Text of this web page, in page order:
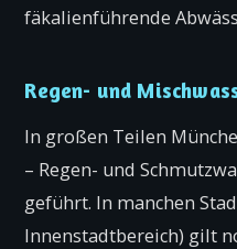
fäkalienführende
Regen- und
In großen Teilen
– Regen- und
geführt. In manchen
Innenstadtbereich) gilt